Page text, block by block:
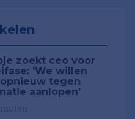
zoekt ceo voor
'We willen
tegen
aanlopen'